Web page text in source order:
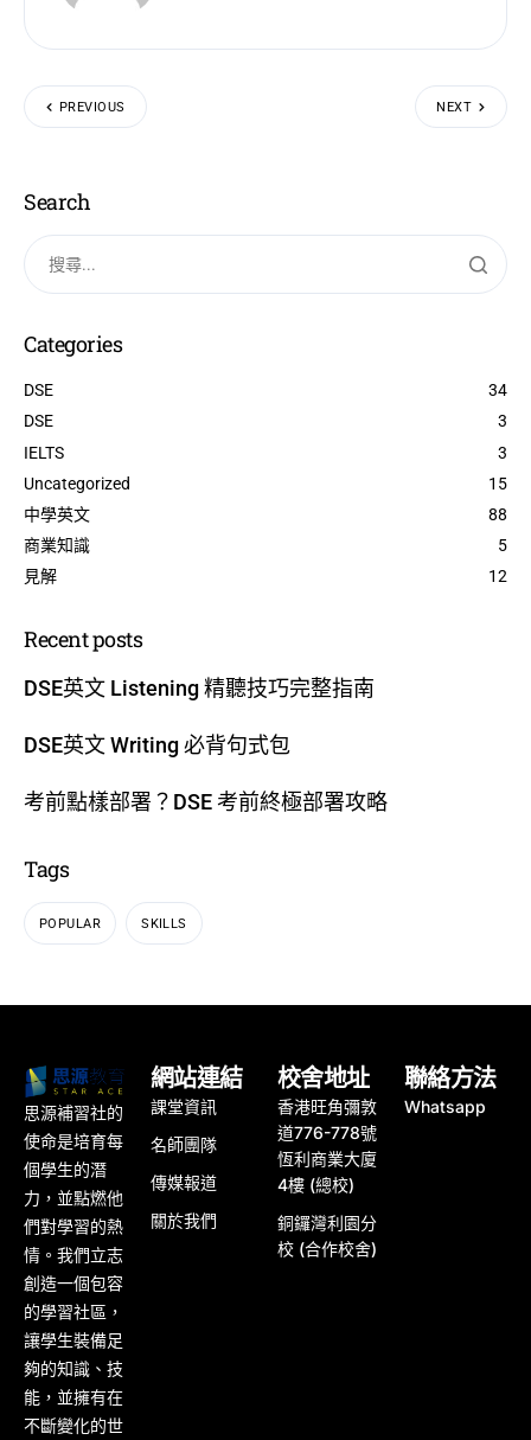
PREVIOUS NEXT
Search
Categories
DSE
34
DSE
3
IELTS
3
Uncategorized
15
中學英文
88
商業知識
5
見解
12
Recent posts
DSE英文 Listening 精聽技巧完整指南
DSE英文 Writing 必背句式包
考前點樣部署？DSE 考前終極部署攻略
Tags
POPULAR SKILLS
思源補習社的
使命是培育每
個學生的潛
力，並點燃他
們對學習的熱
情。我們立志
創造一個包容
的學習社區，
讓學生裝備足
夠的知識、技
能，並擁有在
不斷變化的世
網站連結
課堂資訊
名師團隊
傳媒報道
關於我們
校舍地址
香港旺角彌敦
道776-778號
恆利商業大廈
4樓 (總校)
銅鑼灣利園分
校 (合作校舍)
聯絡方法
Whatsapp